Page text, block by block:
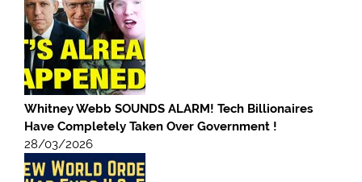
Whitney Webb SOUNDS ALARM! Tech Billionaires
Have Completely Taken Over Government !
28/03/2026